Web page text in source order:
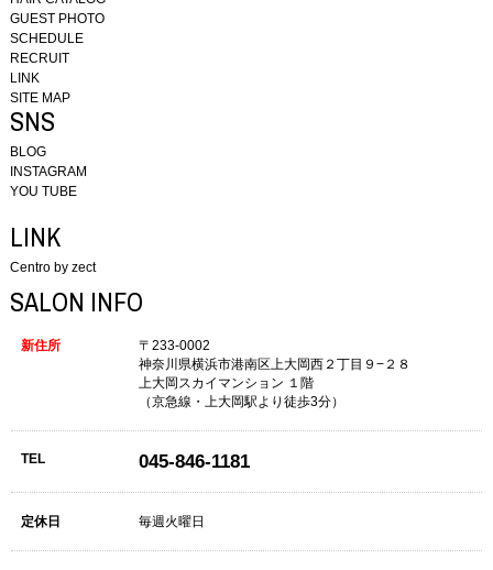
GUEST PHOTO
SCHEDULE
RECRUIT
LINK
SITE MAP
SNS
BLOG
INSTAGRAM
YOU TUBE
LINK
Centro by zect
SALON INFO
新住所
〒233-0002
神奈川県横浜市港南区上大岡西２丁目９−２８
上大岡スカイマンション １階
（京急線・上大岡駅より徒歩3分）
TEL 045-846-1181
定休日 毎週火曜日